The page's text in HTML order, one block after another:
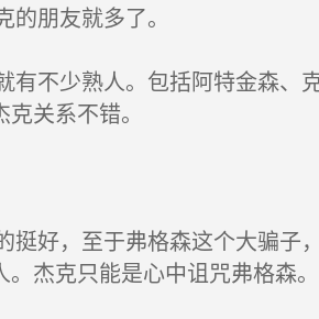
朋友就多了。
不少熟人。包括阿特金森、
关系不错。
好，至于弗格森这个大骗子
杰克只能是心中诅咒弗格森。